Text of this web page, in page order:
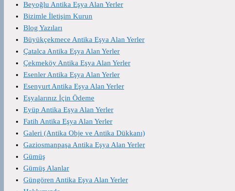
Beyoğlu Antika Eşya Alan Yerler
Bizimle İletişim Kurun
Blog Yazıları
Büyükçekmece Antika Eşya Alan Yerler
Çatalca Antika Eşya Alan Yerler
Çekmeköy Antika Eşya Alan Yerler
Esenler Antika Eşya Alan Yerler
Esenyurt Antika Eşya Alan Yerler
Eşyalarınız İçin Ödeme
Eyüp Antika Eşya Alan Yerler
Fatih Antika Eşya Alan Yerler
Galeri (Antika Obje ve Antika Dükkanı)
Gaziosmanpaşa Antika Eşya Alan Yerler
Gümüş
Gümüş Alanlar
Güngören Antika Eşya Alan Yerler